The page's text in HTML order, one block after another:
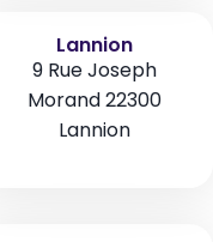
Lannion
9 Rue Joseph
Morand 22300
Lannion